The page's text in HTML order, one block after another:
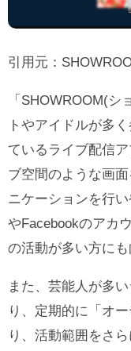
引用元：
「SHOWROOM(
トやアイドルが多
ているライブ配信
ブ空間のような画
ニケーションを行
やFacebookのアカ
の活動が多い方にも
また、芸能人が多
り、定期的に「オ
り、活動範囲をさ